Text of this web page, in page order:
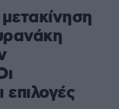
επιλογές